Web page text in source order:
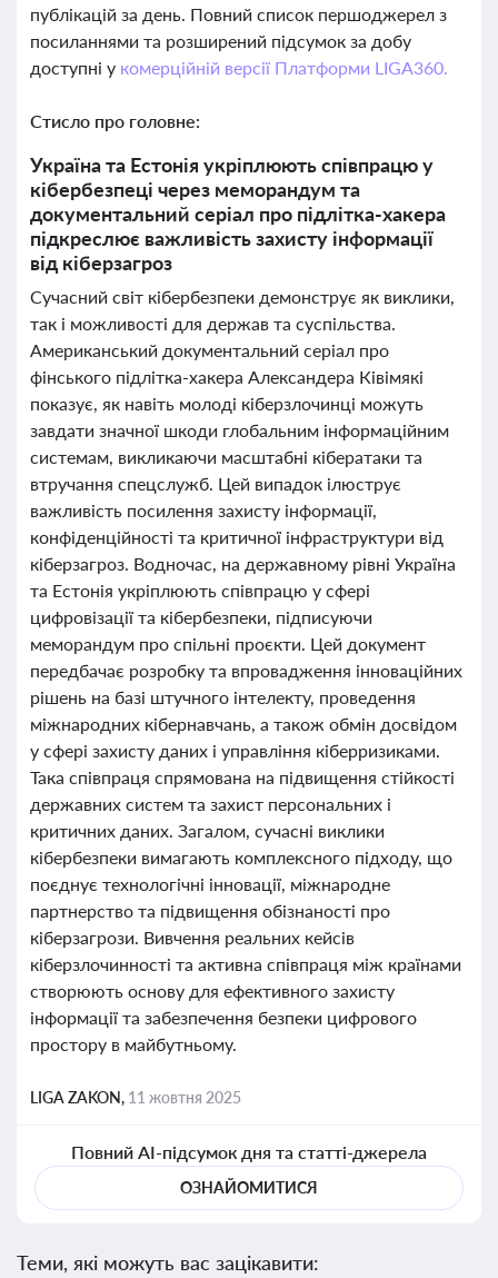
публікацій за день. Повний список першоджерел з
посиланнями та розширений підсумок за добу
доступні у комерційній версії Платформи LIGA360.
Стисло про головне:
Україна та Естонія укріплюють співпрацю у
кібербезпеці через меморандум та
документальний серіал про підлітка-хакера
підкреслює важливість захисту інформації
від кіберзагроз
Сучасний світ кібербезпеки демонструє як виклики,
так і можливості для держав та суспільства.
Американський документальний серіал про
фінського підлітка-хакера Александера Ківімякі
показує, як навіть молоді кіберзлочинці можуть
завдати значної шкоди глобальним інформаційним
системам, викликаючи масштабні кібератаки та
втручання спецслужб. Цей випадок ілюструє
важливість посилення захисту інформації,
конфіденційності та критичної інфраструктури від
кіберзагроз. Водночас, на державному рівні Україна
та Естонія укріплюють співпрацю у сфері
цифровізації та кібербезпеки, підписуючи
меморандум про спільні проєкти. Цей документ
передбачає розробку та впровадження інноваційних
рішень на базі штучного інтелекту, проведення
міжнародних кібернавчань, а також обмін досвідом
у сфері захисту даних і управління кіберризиками.
Така співпраця спрямована на підвищення стійкості
державних систем та захист персональних і
критичних даних. Загалом, сучасні виклики
кібербезпеки вимагають комплексного підходу, що
поєднує технологічні інновації, міжнародне
партнерство та підвищення обізнаності про
кіберзагрози. Вивчення реальних кейсів
кіберзлочинності та активна співпраця між країнами
створюють основу для ефективного захисту
інформації та забезпечення безпеки цифрового
простору в майбутньому.
LIGA ZAKON, 11 жовтня 2025
Повний AI-підсумок дня та статті-джерела
ОЗНАЙОМИТИСЯ
Теми, які можуть вас зацікавити: